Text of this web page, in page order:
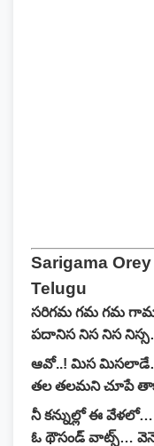
Sarigama
Telugu
సరిగమ గమ గమ
పదానిస నిస నిస
ఆవో..! మిస
తల తలమని చూపే
నీ కన్నుల్లో ఈ వేళలో…
ఓ థౌసండ్ వాట్స్…